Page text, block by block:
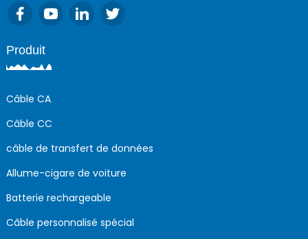
Produit
Câble CA
Câble CC
câble de transfert de données
Allume-cigare de voiture
Batterie rechargeable
Câble personnalisé spécial